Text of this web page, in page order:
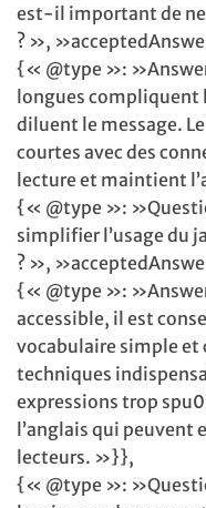
est-il important de ne
? »,
{« @type »:
longues compliquent
diluent le message.
courtes avec des
lecture et maintient
{« @type »:
simplifier l’usage du
? »,
{« @type »:
accessible, il est
vocabulaire simple et
techniques
expressions trop
l’anglais qui peuvent
lecteurs. »}},
{« @type »: